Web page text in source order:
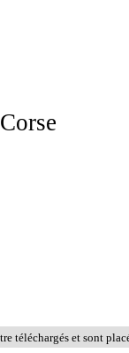
téléchargés et sont